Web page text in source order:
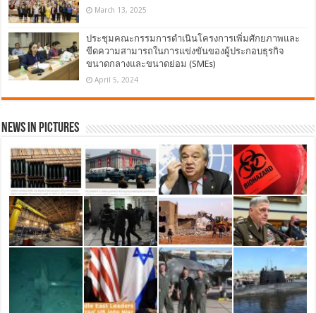
March 13, 2025
ประชุมคณะกรรมการดำเนินโครงการเพิ่มศักยภาพและ
ขีดความสามารถในการแข่งขันของผู้ประกอบธุรกิจ
ขนาดกลางและขนาดย่อม (SMEs)
April 5, 2024
News in Pictures